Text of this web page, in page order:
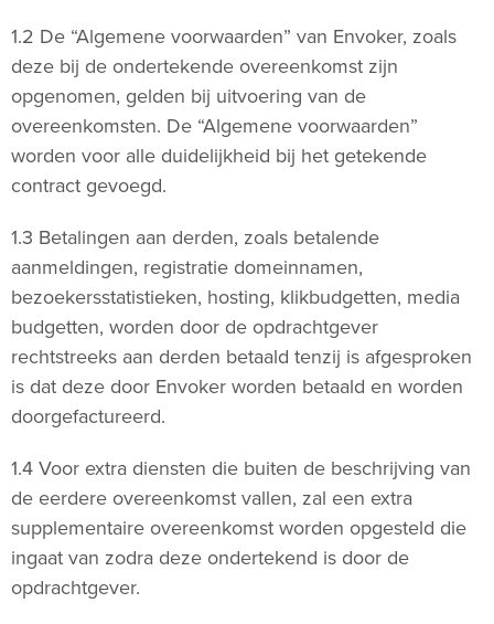
1.2 De “Algemene voorwaarden” van Envoker, zoals
deze bij de ondertekende overeenkomst zijn
opgenomen, gelden bij uitvoering van de
overeenkomsten. De “Algemene voorwaarden”
worden voor alle duidelijkheid bij het getekende
contract gevoegd.
1.3 Betalingen aan derden, zoals betalende
aanmeldingen, registratie domeinnamen,
bezoekersstatistieken, hosting, klikbudgetten, media
budgetten, worden door de opdrachtgever
rechtstreeks aan derden betaald tenzij is afgesproken
is dat deze door Envoker worden betaald en worden
doorgefactureerd.
1.4 Voor extra diensten die buiten de beschrijving van
de eerdere overeenkomst vallen, zal een extra
supplementaire overeenkomst worden opgesteld die
ingaat van zodra deze ondertekend is door de
opdrachtgever.